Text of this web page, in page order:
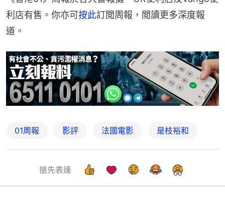
利店有售。你亦可按此訂閲周報，閲讀更多深度報
道。
01周報 影評 法國電影 是枝裕和
搶先表達